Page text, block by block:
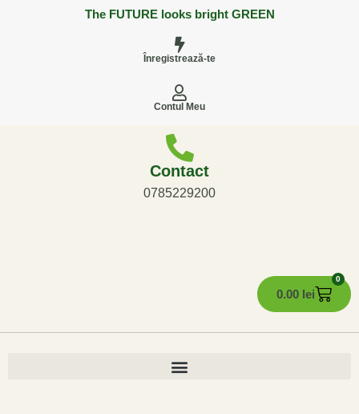
The FUTURE looks bright GREEN
Înregistrează-te
Contul Meu
Contact
0785229200
0.00 lei
0